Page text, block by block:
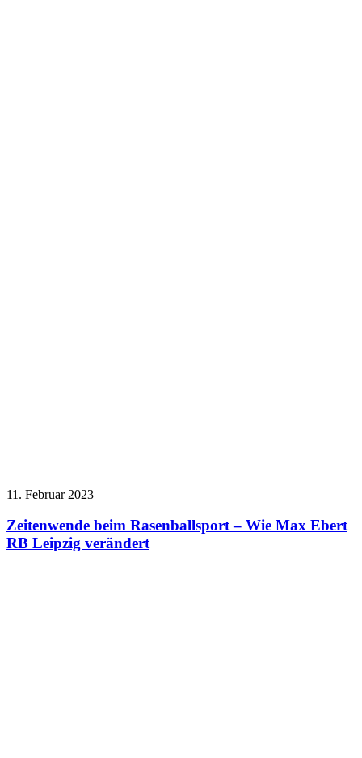
11. Februar 2023
Zeitenwende beim Rasenballsport – Wie Max Ebert
RB Leipzig verändert